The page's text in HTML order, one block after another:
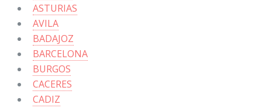
ASTURIAS
AVILA
BADAJOZ
BARCELONA
BURGOS
CACERES
CADIZ